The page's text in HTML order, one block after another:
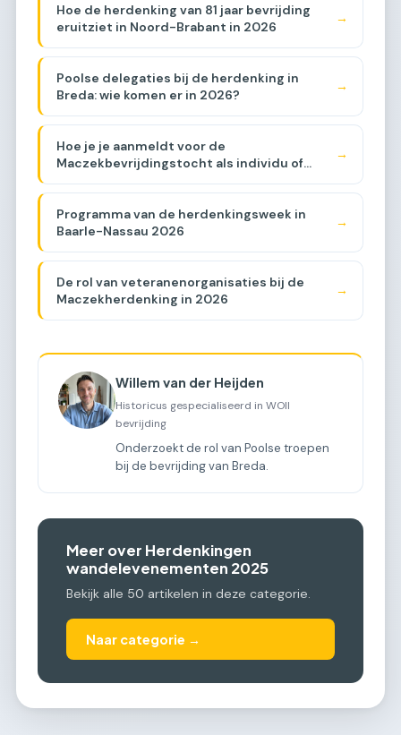
Hoe de herdenking van 81 jaar bevrijding
eruitziet in Noord-Brabant in 2026
→
Poolse delegaties bij de herdenking in
Breda: wie komen er in 2026?
→
Hoe je je aanmeldt voor de
Maczekbevrijdingstocht als individu of
→
Programma van de herdenkingsweek in
Baarle-Nassau 2026
→
De rol van veteranenorganisaties bij de
Maczekherdenking in 2026
→
Willem van der Heijden
Historicus gespecialiseerd in WOII
bevrijding
Onderzoekt de rol van Poolse troepen
bij de bevrijding van Breda.
Meer over Herdenkingen
wandelevenementen 2025
Bekijk alle 50 artikelen in deze categorie.
Naar categorie →